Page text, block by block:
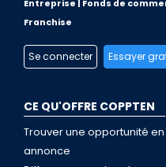
Entreprise | Fonds de
Franchise
Se connecter Essayer
CE QU'OFFRE COPPTEN
Trouver une opportunité en
annonce